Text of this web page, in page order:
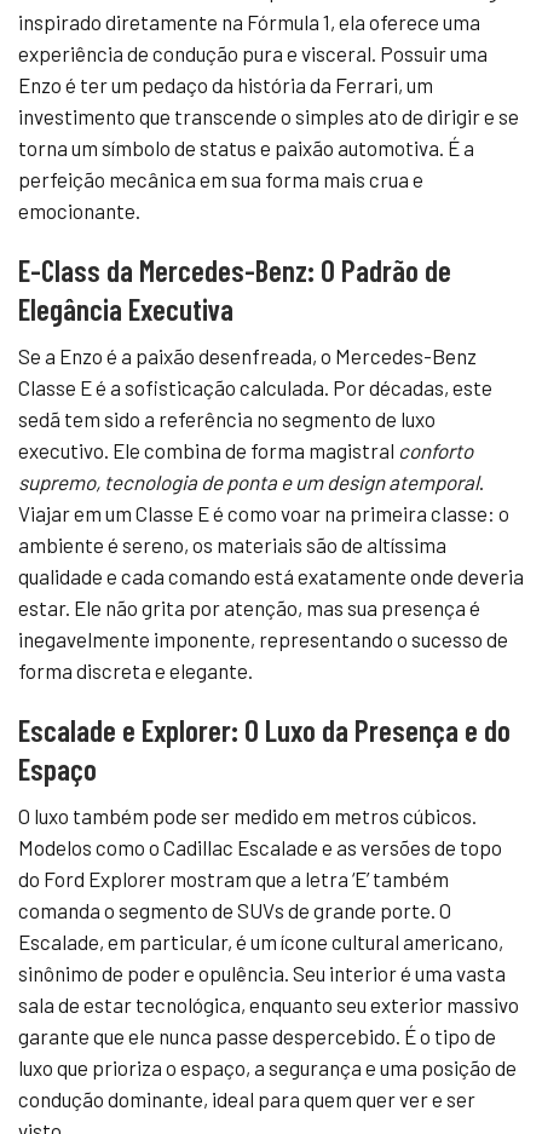
inspirado diretamente na Fórmula 1, ela oferece uma
experiência de condução pura e visceral. Possuir uma
Enzo é ter um pedaço da história da Ferrari, um
investimento que transcende o simples ato de dirigir e se
torna um símbolo de status e paixão automotiva. É a
perfeição mecânica em sua forma mais crua e
emocionante.
E-Class da Mercedes-Benz: O Padrão de
Elegância Executiva
Se a Enzo é a paixão desenfreada, o Mercedes-Benz
Classe E é a sofisticação calculada. Por décadas, este
sedã tem sido a referência no segmento de luxo
executivo. Ele combina de forma magistral conforto
supremo, tecnologia de ponta e um design atemporal.
Viajar em um Classe E é como voar na primeira classe: o
ambiente é sereno, os materiais são de altíssima
qualidade e cada comando está exatamente onde deveria
estar. Ele não grita por atenção, mas sua presença é
inegavelmente imponente, representando o sucesso de
forma discreta e elegante.
Escalade e Explorer: O Luxo da Presença e do
Espaço
O luxo também pode ser medido em metros cúbicos.
Modelos como o Cadillac Escalade e as versões de topo
do Ford Explorer mostram que a letra ‘E’ também
comanda o segmento de SUVs de grande porte. O
Escalade, em particular, é um ícone cultural americano,
sinônimo de poder e opulência. Seu interior é uma vasta
sala de estar tecnológica, enquanto seu exterior massivo
garante que ele nunca passe despercebido. É o tipo de
luxo que prioriza o espaço, a segurança e uma posição de
condução dominante, ideal para quem quer ver e ser